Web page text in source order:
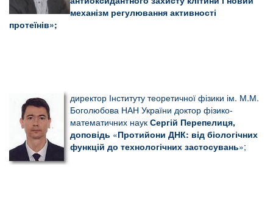
механізм регулювання активності
протеїнів»;
директор Інституту теоретичної фізики ім. М.М.
Боголюбова НАН України доктор фізико-
математичних наук Сергій Перепелиця,
доповідь «Протийони ДНК: від біологічних
функцій до технологічних застосувань»;